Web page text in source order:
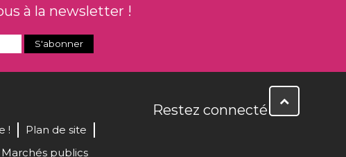
à la newsletter !
!
Plan de site
Marchés publics
Restez connecté